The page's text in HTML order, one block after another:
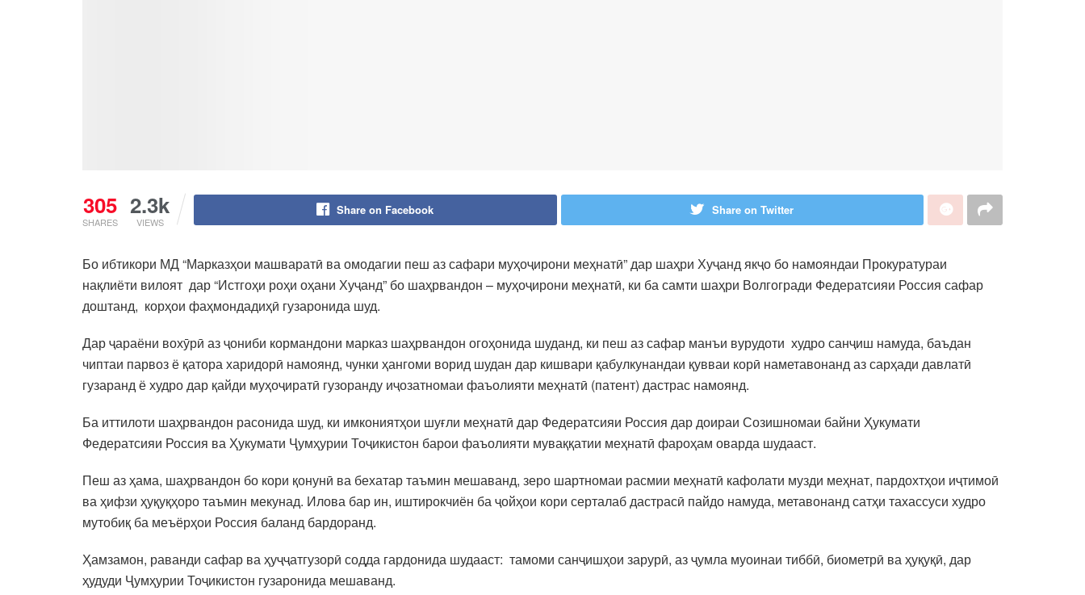
305
SHARES
2.3k
VIEWS
Share on Facebook Share on Twitter
Бо ибтикори МД “Марказҳои машваратӣ ва омодагии пеш аз сафари муҳоҷирони меҳнатӣ” дар шаҳри Хуҷанд якҷо бо намояндаи Прокуратураи
нақлиёти вилоят дар “Истгоҳи роҳи оҳани Хуҷанд” бо шаҳрвандон – муҳоҷирони меҳнатӣ, ки ба самти шаҳри Волгогради Федератсияи Россия сафар
доштанд, корҳои фаҳмондадиҳӣ гузаронида шуд.
Дар ҷараёни вохӯрӣ аз ҷониби кормандони марказ шаҳрвандон огоҳонида шуданд, ки пеш аз сафар манъи вурудоти худро санҷиш намуда, баъдан
чиптаи парвоз ё қатора харидорӣ намоянд, чунки ҳангоми ворид шудан дар кишвари қабулкунандаи қувваи корӣ наметавонанд аз сарҳади давлатӣ
гузаранд ё худро дар қайди муҳоҷиратӣ гузоранду иҷозатномаи фаъолияти меҳнатӣ (патент) дастрас намоянд.
Ба иттилоти шаҳрвандон расонида шуд, ки имкониятҳои шуғли меҳнатӣ дар Федератсияи Россия дар доираи Созишномаи байни Ҳукумати
Федератсияи Россия ва Ҳукумати Ҷумҳурии Тоҷикистон барои фаъолияти муваққатии меҳнатӣ фароҳам оварда шудааст.
Пеш аз ҳама, шаҳрвандон бо кори қонунӣ ва бехатар таъмин мешаванд, зеро шартномаи расмии меҳнатӣ кафолати музди меҳнат, пардохтҳои иҷтимоӣ
ва ҳифзи ҳуқуқҳоро таъмин мекунад. Илова бар ин, иштирокчиён ба ҷойҳои кори серталаб дастрасӣ пайдо намуда, метавонанд сатҳи тахассуси худро
мутобиқ ба меъёрҳои Россия баланд бардоранд.
Ҳамзамон, раванди сафар ва ҳуҷҷатгузорӣ содда гардонида шудааст: тамоми санҷишҳои зарурӣ, аз ҷумла муоинаи тиббӣ, биометрӣ ва ҳуқуқӣ, дар
ҳудуди Ҷумҳурии Тоҷикистон гузаронида мешаванд.